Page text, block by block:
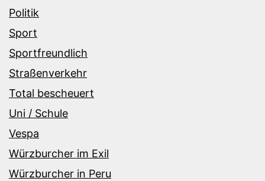
Politik
Sport
Sportfreundlich
Straßenverkehr
Total bescheuert
Uni / Schule
Vespa
Würzburcher im Exil
Würzburcher in Peru